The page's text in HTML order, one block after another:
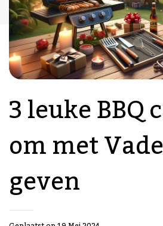
3 leuke BBQ
om met
geven